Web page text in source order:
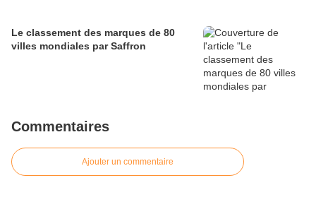
Le classement des marques de 80
villes mondiales par Saffron
Commentaires
Ajouter un commentaire